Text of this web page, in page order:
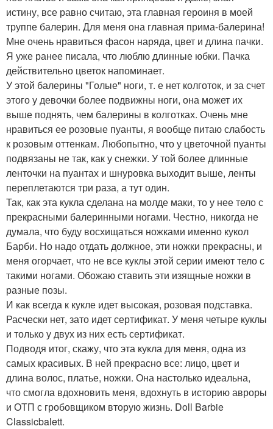
истину, все равно считаю, эта главная героиня в моей
труппе балерин. Для меня она главная прима-балерина!
Мне очень нравиться фасон наряда, цвет и длина пачки.
Я уже ранее писала, что люблю длинные юбки. Пачка
действительно цветок напоминает.
У этой балерины "Голые" ноги, т. е нет колготок, и за счет
этого у девочки более подвижны ноги, она может их
выше поднять, чем балерины в колготках. Очень мне
нравиться ее розовые пуанты, я вообще питаю слабость
к розовым оттенкам. Любопытно, что у цветочной пуанты
подвязаны не так, как у снежки. У той более длинные
ленточки на пуантах и шнуровка выходит выше, ленты
переплетаются три раза, а тут один.
Так, как эта кукла сделана на молде маки, то у нее тело с
прекрасными балеринными ногами. Честно, никогда не
думала, что буду восхищаться ножками именно кукол
Барби. Но надо отдать должное, эти ножки прекрасны, и
меня огорчает, что не все куклы этой серии имеют тело с
такими ногами. Обожаю ставить эти изящные ножки в
разные позы.
И как всегда к кукле идет высокая, розовая подставка.
Расчески нет, зато идет сертификат. У меня четыре куклы
и только у двух из них есть сертификат.
Подводя итог, скажу, что эта кукла для меня, одна из
самых красивых. В ней прекрасно все: лицо, цвет и
длина волос, платье, ножки. Она настолько идеальна,
что смогла вдохновить меня, вдохнуть в историю авроры
и ОТП с гробовщиком вторую жизнь. Doll Barbie
Classicbalett.